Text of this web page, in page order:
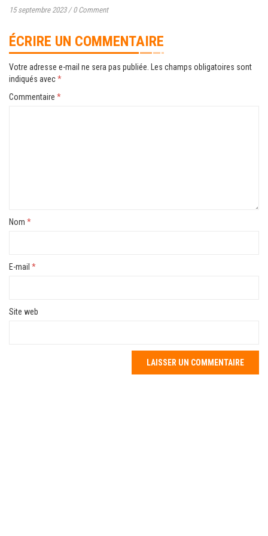
15 septembre 2023 / 0 Comment
ÉCRIRE UN COMMENTAIRE
Votre adresse e-mail ne sera pas publiée.
Les champs obligatoires sont
indiqués avec*
Commentaire *
Nom *
E-mail *
Site web